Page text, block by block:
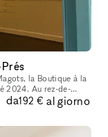
la Boutique à la
rez-de-
avec p
da192 € al giorno